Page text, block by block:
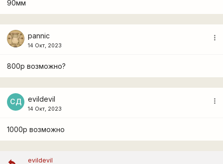
90мм
pannic
14 Окт, 2023
more_vert
800р возможно?
СД evildevil
14 Окт, 2023
more_vert
1000р возможно
evildevil